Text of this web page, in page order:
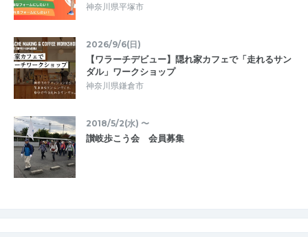
神奈川県平塚市
2026/9/6(日)
【ワラーチデビュー】隠れ家カフェで「走れるサン
ダル」ワークショップ
神奈川県鎌倉市
2018/5/2(水) 〜
讃岐歩こう会 会員募集